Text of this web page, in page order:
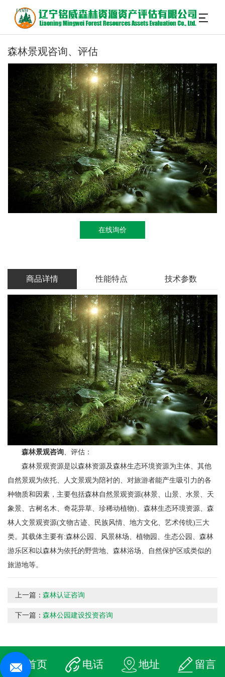
森林景观咨询、评估
在线询价
商品详情 性能特点 技术参数
森林景观咨询 、评估：
森林景观资源是以森林资源及森林生态环境资源为主体、其他
自然景观为依托、人文景观为陪衬的、对旅游者能产生吸引力的各
种物质和因素，主要包括森林自然景观资源(林景、山景、水景、天
象景、古树名木、奇花异草、珍稀动植物)、森林生态环境资源、森
林人文景观资源(文物古迹、民族风情、地方文化、艺术传统)三大
类。其载体主要有:森林公园、风景林场、植物园、生态公园、森林
游乐区和以森林为依托的野营地、森林浴场、自然保护区或类似的
旅游地等。
上一篇：森林认证咨询
下一篇：森林公园建设投资咨询
首页 电话 地址 留言